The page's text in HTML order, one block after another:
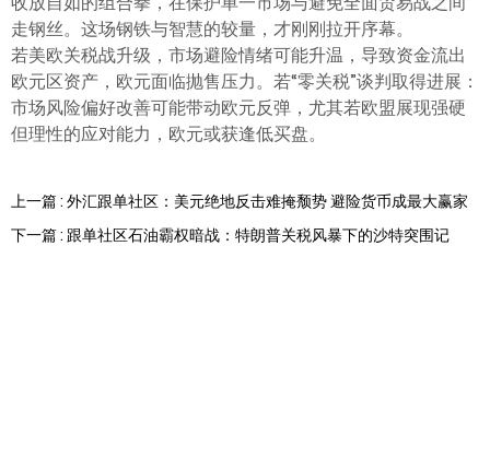
走钢丝。这场钢铁与智慧的较量，才刚刚拉开序幕。
若美欧关税战升级，市场避险情绪可能升温，导致资金流出
欧元区资产，欧元面临抛售压力。若“零关税”谈判取得进展：
市场风险偏好改善可能带动欧元反弹，尤其若欧盟展现强硬
但理性的应对能力，欧元或获逢低买盘。
上一篇 : 外汇跟单社区：美元绝地反击难掩颓势 避险货币成最大赢家
下一篇 : 跟单社区石油霸权暗战：特朗普关税风暴下的沙特突围记